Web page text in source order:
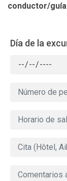
conductor/
Día de la